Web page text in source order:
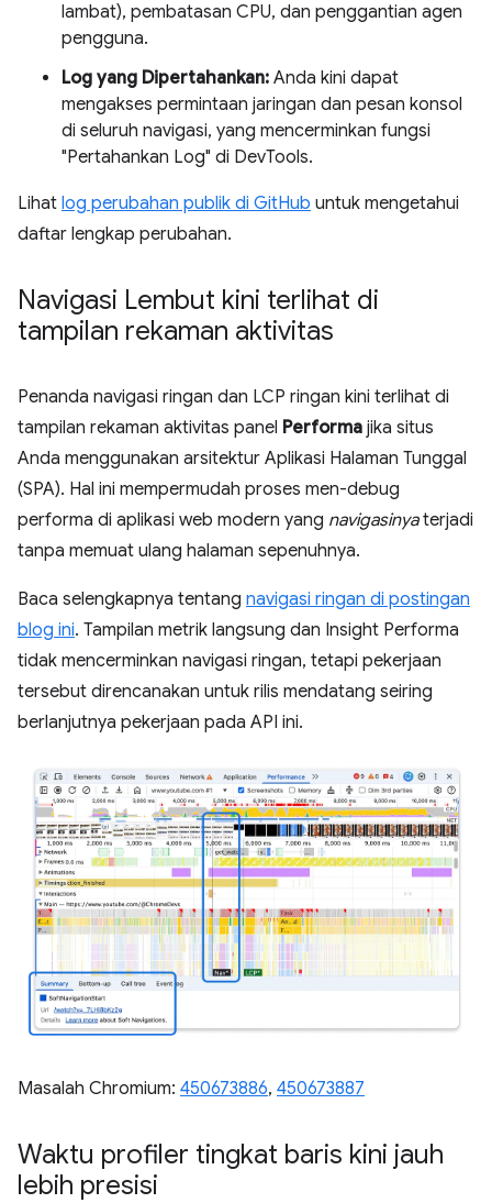
lambat), pembatasan CPU, dan penggantian agen
pengguna.
Log yang Dipertahankan: Anda kini dapat
mengakses permintaan jaringan dan pesan konsol
di seluruh navigasi, yang mencerminkan fungsi
"Pertahankan Log" di DevTools.
Lihat log perubahan publik di GitHub untuk mengetahui
daftar lengkap perubahan.
Navigasi Lembut kini terlihat di
tampilan rekaman aktivitas
Penanda navigasi ringan dan LCP ringan kini terlihat di
tampilan rekaman aktivitas panel Performa jika situs
Anda menggunakan arsitektur Aplikasi Halaman Tunggal
(SPA). Hal ini mempermudah proses men-debug
performa di aplikasi web modern yang navigasinyaterjadi
tanpa memuat ulang halaman sepenuhnya.
Baca selengkapnya tentang navigasi ringan di postingan
blog ini. Tampilan metrik langsung dan Insight Performa
tidak mencerminkan navigasi ringan, tetapi pekerjaan
tersebut direncanakan untuk rilis mendatang seiring
berlanjutnya pekerjaan pada API ini.
Masalah Chromium: 450673886, 450673887
Waktu profiler tingkat baris kini jauh
lebih presisi